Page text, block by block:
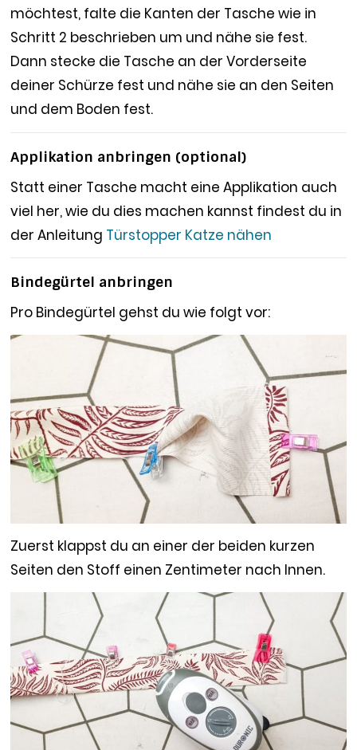
möchtest, falte die Kanten der Tasche wie in
Schritt 2 beschrieben um und nähe sie fest.
Dann stecke die Tasche an der Vorderseite
deiner Schürze fest und nähe sie an den Seiten
und dem Boden fest.
Applikation anbringen (optional)
Statt einer Tasche macht eine Applikation auch
viel her, wie du dies machen kannst findest du in
der Anleitung Türstopper Katze nähen
Bindegürtel anbringen
Pro Bindegürtel gehst du wie folgt vor:
Zuerst klappst du an einer der beiden kurzen
Seiten den Stoff einen Zentimeter nach Innen.